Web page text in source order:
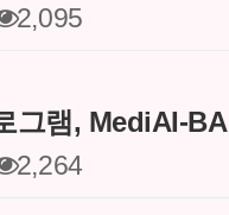
2,095
그램, MediAI-
2,264